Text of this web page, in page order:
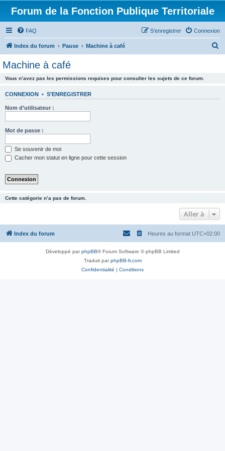
Forum de la Fonction Publique Territoriale
FAQ Connexion
S’enregistrer
Index du forum Pause Machine à café
Machine à café
Vous n’avez pas les permissions requises pour consulter les sujets de ce forum.
CONNEXION • S’ENREGISTRER
Nom d’utilisateur :
Mot de passe :
Se souvenir de moi
Cacher mon statut en ligne pour cette session
Cette catégorie n’a pas de forum.
Aller à
Index du forum Heures au format UTC+02:00
Développé parphpBB® Forum Software © phpBB Limited
Traduit parphpBB-fr.com
Confidentialité | Conditions